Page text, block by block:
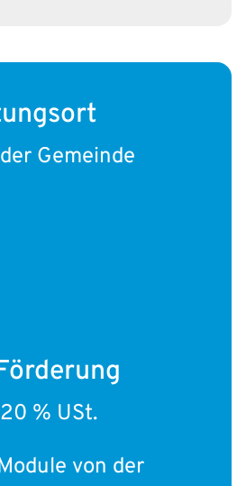
Gemeinde
% USt.
von der